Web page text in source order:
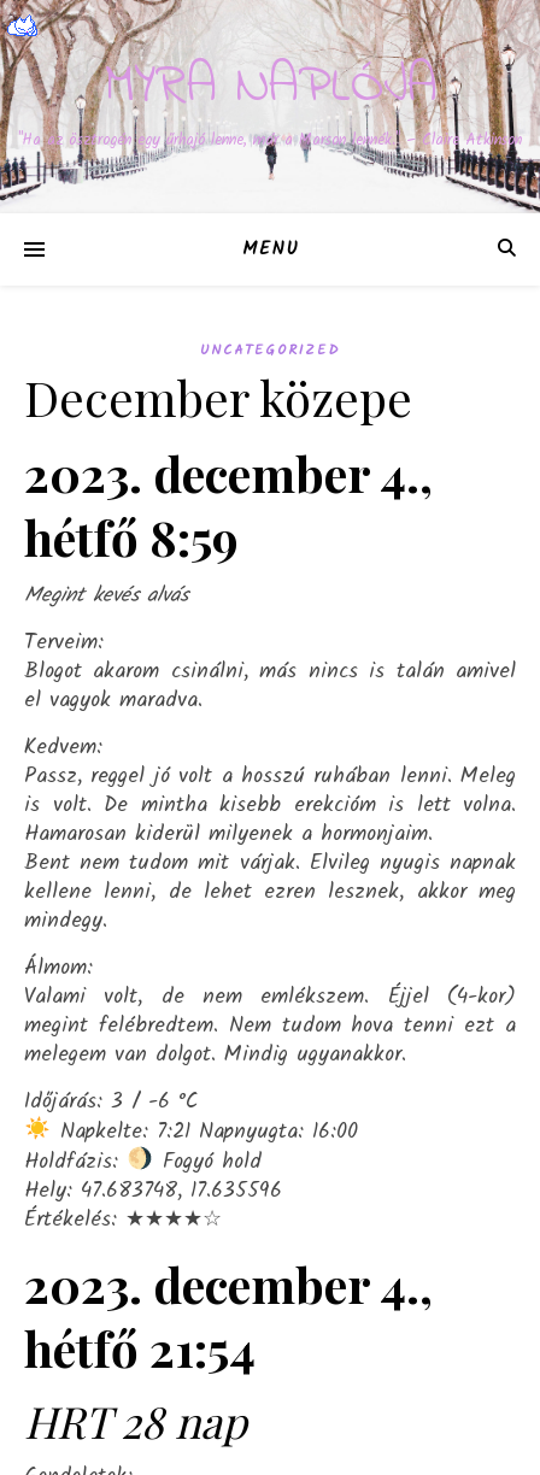
MYRA NAPLÓJA
"Ha az ösztrogén egy űrhajó lenne, már a Marson lennék." – Claire Atkinson
MENU
UNCATEGORIZED
December közepe
2023. december 4.,
hétfő 8:59
Megint kevés alvás
Terveim:
Blogot akarom csinálni, más nincs is talán amivel
el vagyok maradva.
Kedvem:
Passz, reggel jó volt a hosszú ruhában lenni. Meleg
is volt. De mintha kisebb erekcióm is lett volna.
Hamarosan kiderül milyenek a hormonjaim.
Bent nem tudom mit várjak. Elvileg nyugis napnak
kellene lenni, de lehet ezren lesznek, akkor meg
mindegy.
Álmom:
Valami volt, de nem emlékszem. Éjjel (4-kor)
megint felébredtem. Nem tudom hova tenni ezt a
melegem van dolgot. Mindig ugyanakkor.
Időjárás: 3 / -6 °C
Napkelte: 7:21 Napnyugta: 16:00
Holdfázis:
Fogyó hold
Hely: 47.683748, 17.635596
Értékelés: ★★★★☆
2023. december 4.,
hétfő 21:54
HRT 28 nap